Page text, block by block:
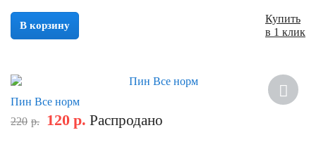
В корзину
Купить
в 1 клик
Пин Все норм
220 р. 120 р. Распродано